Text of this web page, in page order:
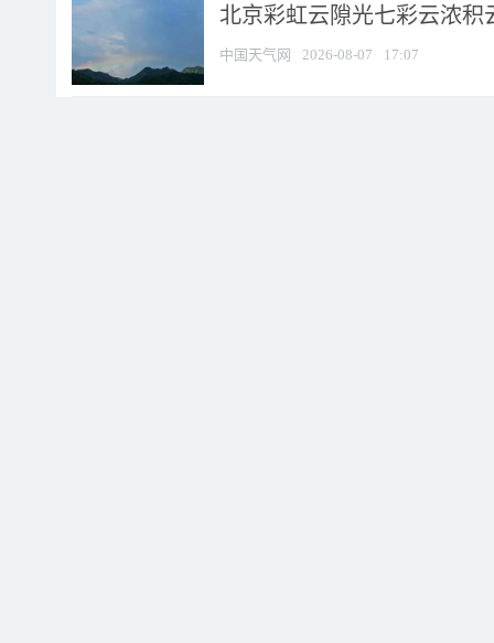
北京彩虹云隙光七彩云浓积
中国天气网 2026-08-07 17:07